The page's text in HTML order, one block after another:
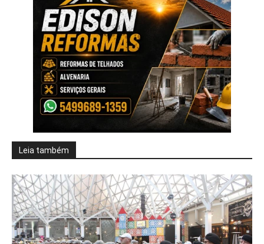
Leia também